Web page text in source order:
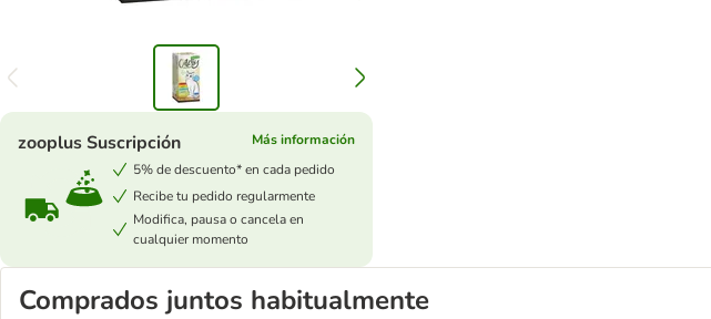
zooplus Suscripción
Más información
5% de descuento* en cada pedido
Recibe tu pedido regularmente
Modifica, pausa o cancela en
cualquier momento
Comprados juntos habitualmente